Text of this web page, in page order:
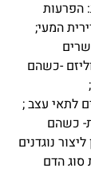
הפרעות
המעי;
-כשהם
לתאי עצב ;
כשהם
נוגדנים
סוג הדם